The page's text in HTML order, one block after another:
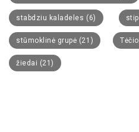
stabdziu kaladeles (6)
stūmoklinė grupė (21)
žiedai (21)